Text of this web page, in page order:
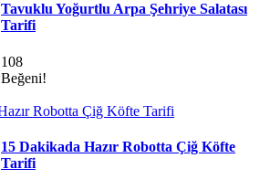
Tavuklu Yoğurtlu Arpa Şehriye Salatası
Tarifi
108
Beğeni!
15 Dakikada Hazır Robotta Çiğ Köfte
Tarifi